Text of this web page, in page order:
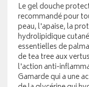
Le gel douche
recommandé pour
peau, l'apaise, la
hydrolipidique
essentielles de
de tea tree aux
l'action anti-
Gamarde qui a une